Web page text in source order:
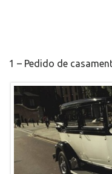
1 – Pedido de